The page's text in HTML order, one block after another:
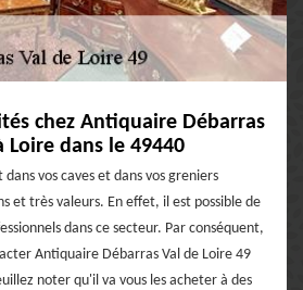
chez Antiquaire Débarras
Loire dans le 49440
vos caves et dans vos greniers
et très valeurs. En effet, il est possible de
dans ce secteur. Par conséquent,
Antiquaire Débarras Val de Loire 49
noter qu'il va vous les acheter à des